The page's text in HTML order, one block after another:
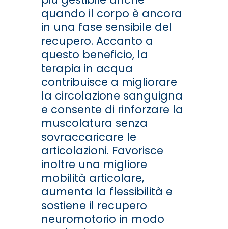
quando il corpo è ancora
in una fase sensibile del
recupero. Accanto a
questo beneficio, la
terapia in acqua
contribuisce a migliorare
la circolazione sanguigna
e consente di rinforzare la
muscolatura senza
sovraccaricare le
articolazioni. Favorisce
inoltre una migliore
mobilità articolare,
aumenta la flessibilità e
sostiene il recupero
neuromotorio in modo